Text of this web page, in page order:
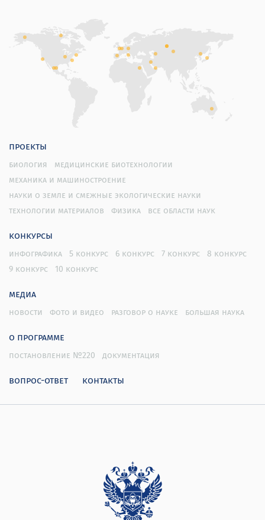
проекты
биология
медицинские биотехнологии
механика и машиностроение
науки о земле и смежные экологические науки
технологии материалов
физика все области наук
конкурсы
инфографика 5 конкурс 6 конкурс 7 конкурс
8 конкурс
9 конкурс
10 конкурс
медиа
новости фото и видео разговор о науке большая наука
о программе
постановление №220 документация
вопрос-ответ контакты